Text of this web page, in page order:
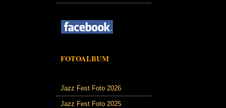
FOTOALBUM
Jazz Fest Foto 2026
Jazz Fest Foto 2025